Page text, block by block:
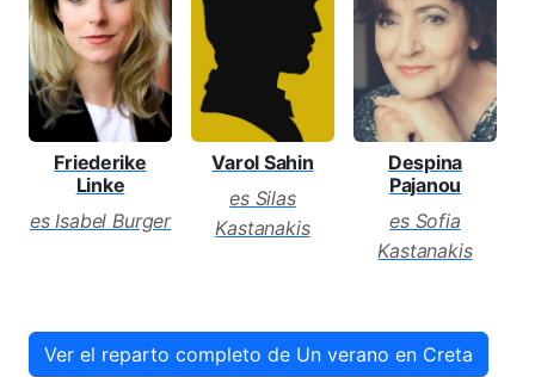
Friederike
Linke
es Isabel Burger
Varol Sahin
es Silas
Kastanakis
Despina
Pajanou
es Sofia
Kastanakis
Ver el reparto completo de Un verano en Creta